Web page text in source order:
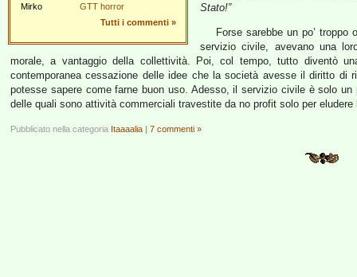
Mirko
GTT horror
Tutti i commenti »
Stato!”
Forse sarebbe un po’
servizio civile, avevano una
morale, a vantaggio della collettività. Poi, col tempo, tutto diventò
contemporanea cessazione delle idee che la società avesse il diritto di
potesse sapere come farne buon uso. Adesso, il servizio civile è solo
delle quali sono attività commerciali travestite da no profit solo per
Pubblicato nella categoria Itaaaalia | 7 commenti »